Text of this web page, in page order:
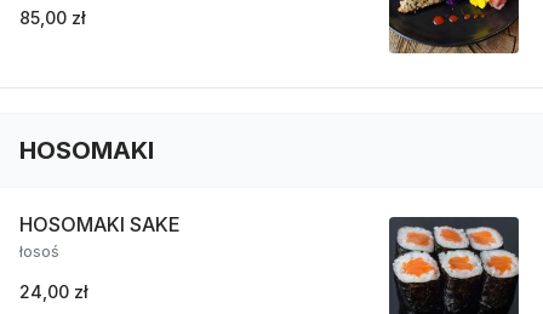
85,00 zł
HOSOMAKI
HOSOMAKI SAKE
łosoś
24,00 zł